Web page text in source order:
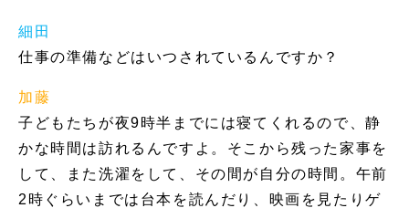
細田
仕事の準備などはいつされているんですか？
加藤
子どもたちが夜9時半までには寝てくれるので、静
かな時間は訪れるんですよ。そこから残った家事を
して、また洗濯をして、その間が自分の時間。午前
2時ぐらいまでは台本を読んだり、映画を見たりゲ